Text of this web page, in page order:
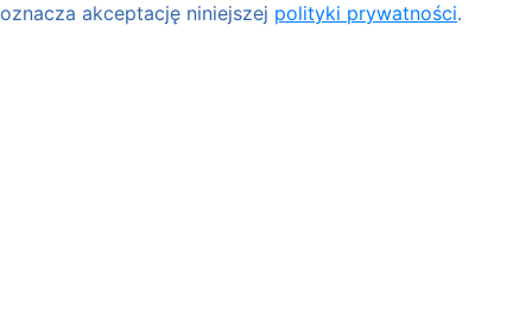
oznacza akceptację niniejszej polityki prywatności.